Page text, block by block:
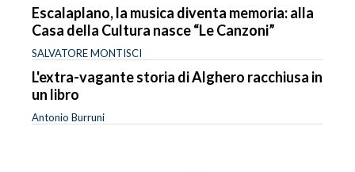
Escalaplano, la musica diventa memoria: alla
Casa della Cultura nasce “Le Canzoni”
SALVATORE MONTISCI
L'extra-vagante storia di Alghero racchiusa in
un libro
Antonio Burruni